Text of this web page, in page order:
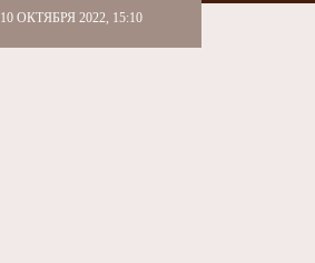
10 ОКТЯБРЯ 2022, 15:10